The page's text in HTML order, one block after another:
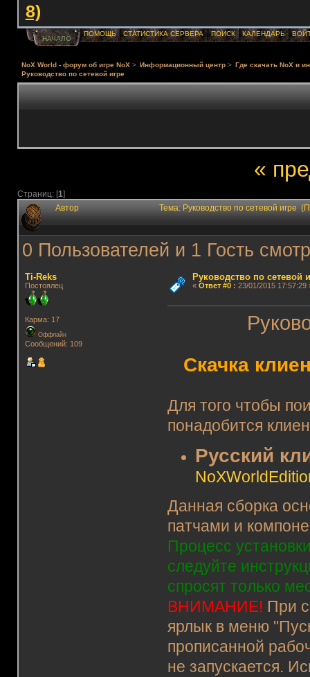
8)
НАЧАЛО
ПОМОЩЬ СТАТИСТИКА СЕРВЕРА ПОИСК КАЛЕНДАРЬ
NoX World - форум об игре NoX > Информационный центр > Где скачать NoX и
Руководство по сетевой игре
«
Страниц: [1]
Автор Тема: Руководство по сетевой игре
0 Пользователей и 1 Гость
Ti-Reks
Постоялец
Карма: 17
Оффлайн
Сообщений: 109
Руководство по сетевой
« Ответ #0: 23/01/2015 17:57:29
Скачка
Для того чтобы
понадобится
Русский
Данная сборка
патчами и
Процесс
следуйте
спросят только
ВНИМАНИЕ! При
ярлык в меню
прописанной
не запускается.